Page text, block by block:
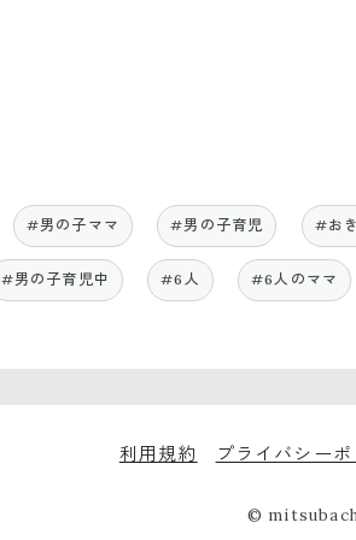
#男の子ママ #男の子育児 #お
#男の子育児中 #6人 #6人のママ
利用規約 プライバシーポ
©